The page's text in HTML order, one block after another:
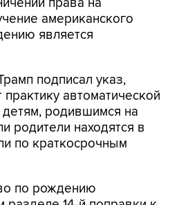
права на
американского
является
подписал указ,
автоматической
родившимся на
родители находятся в
по краткосрочным
по рождению